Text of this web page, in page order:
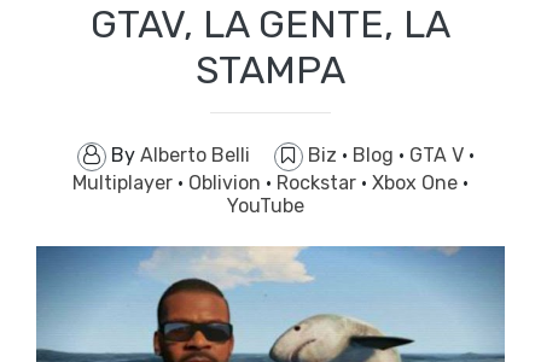
GTAV, LA GENTE, LA
STAMPA
By Alberto Belli Biz · Blog · GTA V ·
Multiplayer · Oblivion · Rockstar · Xbox One ·
YouTube